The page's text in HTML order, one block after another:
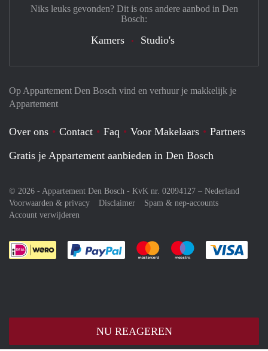
NU REAGEREN
Op Appartement Den Bosch vind en verhuur je makkelijk je
Appartement
Over ons Contact Faq Voor Makelaars
Partners
Gratis je Appartement aanbieden in Den Bosch
© 2026 - Appartement Den Bosch - KvK nr. 02094127 – Nederland
Voorwaarden & privacy
Disclaimer
Spam & nep-accounts
Account verwijderen
Je rekent gemakkelijk af met Paypal
Je rekent gemakkelijk af met
Je rekent
Niks leuks gevonden? Dit is ons andere aanbod in Den
Bosch:
Kamers Studio's